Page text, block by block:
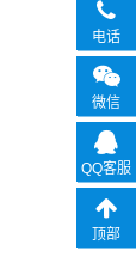
电话
微信
QQ客服
顶部